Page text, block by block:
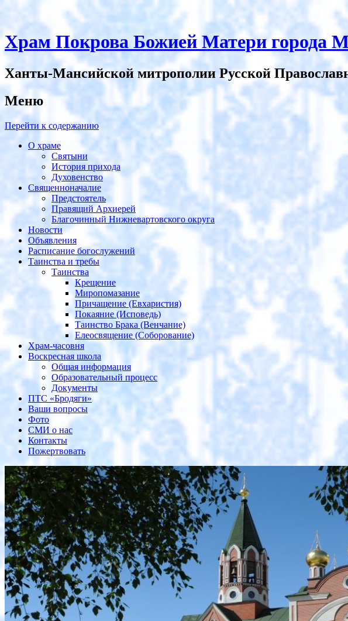
Храм Покрова Божией Матери города
Ханты-Мансийской митрополии Русской
Меню
Перейти к содержанию
О храме
Святыни
История прихода
Духовенство
Священноначалие
Предстоятель
Правящий Архиерей
Благочинный Нижневартовского округа
Новости
Объявления
Расписание богослужений
Таинства и требы
Таинства
Крещение
Миропомазание
Причащение (Евхаристия)
Покаяние (Исповедь)
Таинство Брака (Венчание)
Елеосвящение (Соборование)
Храм-часовня
Воскресная школа
Общая информация
Образовательный процесс
Документы
ПТС «Бродяги»
Ваши вопросы
Фото
СМИ о нас
Контакты
Пожертвовать